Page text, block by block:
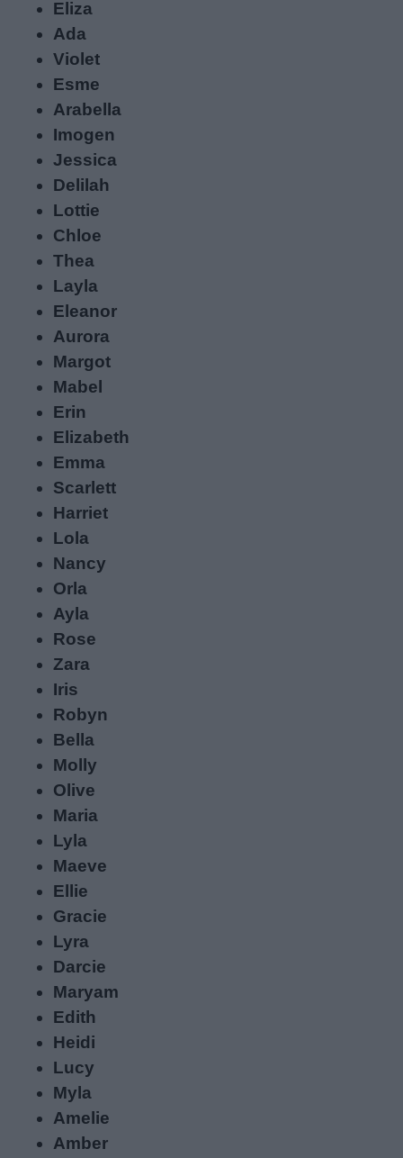
Link
Chi
siamo
Contatti
Privacy
policy
Eliza
Ada
Violet
Esme
Arabella
Imogen
Jessica
Delilah
Lottie
Chloe
Thea
Layla
Eleanor
Aurora
Margot
Mabel
Erin
Elizabeth
Emma
Scarlett
Harriet
Lola
Nancy
Orla
Ayla
Rose
Zara
Iris
Robyn
Bella
Molly
Olive
Maria
Lyla
Maeve
Ellie
Gracie
Lyra
Darcie
Maryam
Edith
Heidi
Lucy
Myla
Amelie
Amber